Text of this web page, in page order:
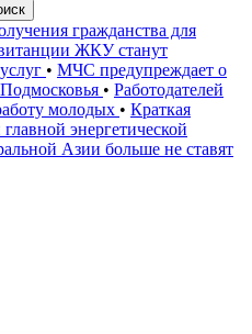
гражданства для
ЖКУ станут
• МЧС предупреждает о
• Работодателей
молодых • Краткая
энергетической
Азии больше не ставят